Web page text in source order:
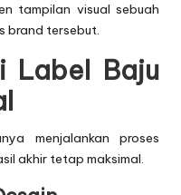
tampilan visual sebuah
brand tersebut.
Label Baju
menjalankan proses
akhir tetap maksimal.